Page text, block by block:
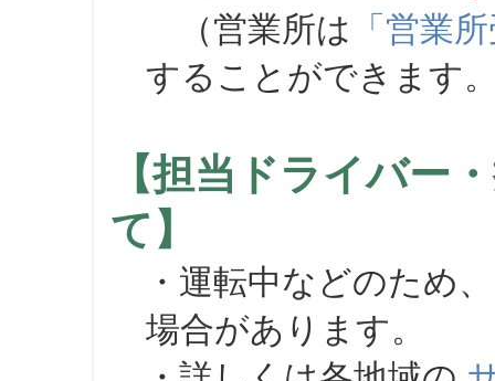
（営業所は 「営業
することができます
【担当ドライバー
て】
・運転中などのため
場合があります。